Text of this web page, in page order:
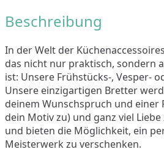
Beschreibung
In der Welt der
das nicht nur praktisch, sondern
ist: Unsere Frühstücks-, Vesper-
Unsere einzigartigen Bretter
deinem Wunschspruch und einer
dein Motiv zu) und ganz viel
und bieten die Möglichkeit, ein
Meisterwerk zu verschenken.